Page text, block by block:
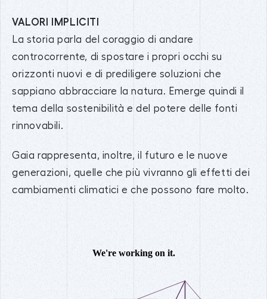
VALORI IMPLICITI
La storia parla del coraggio di andare
controcorrente, di spostare i propri occhi su
orizzonti nuovi e di prediligere soluzioni che
sappiano abbracciare la natura. Emerge quindi il
tema della sostenibilità e del potere delle fonti
rinnovabili.
Gaia rappresenta, inoltre, il futuro e le nuove
generazioni, quelle che più vivranno gli effetti dei
cambiamenti climatici e che possono fare molto.